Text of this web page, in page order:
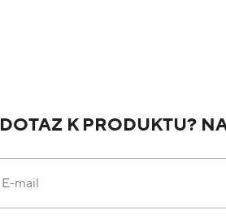
K PRODUKTU?
E-mail